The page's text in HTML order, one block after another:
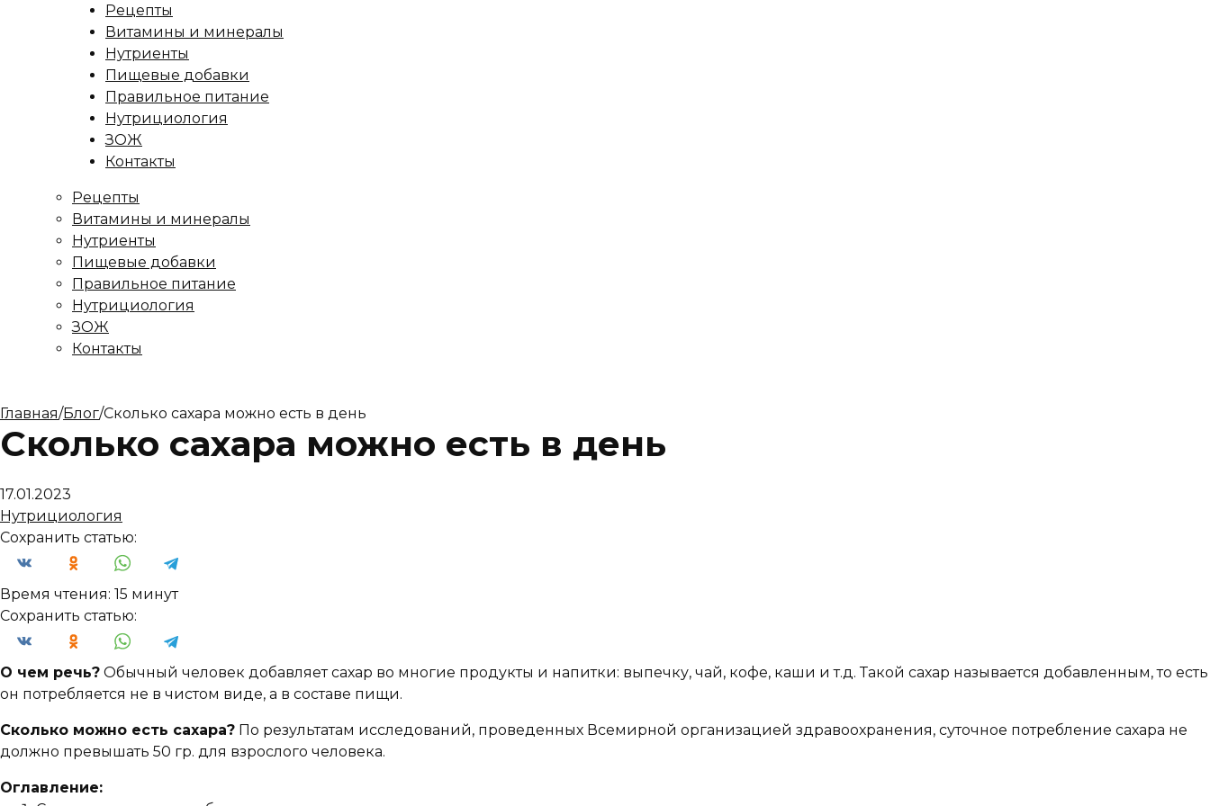
Рецепты
Витамины и минералы
Нутриенты
Пищевые добавки
Правильное питание
Нутрициология
ЗОЖ
Контакты
Рецепты
Витамины и минералы
Нутриенты
Пищевые добавки
Правильное питание
Нутрициология
ЗОЖ
Контакты
Главная/Блог/Сколько сахара можно есть в день
Сколько сахара можно есть в день
17.01.2023
Нутрициология
Сохранить статью:
Время чтения: 15 минут
Сохранить статью:
О чем речь? Обычный человек добавляет сахар во многие продукты и напитки: выпечку, чай, кофе, каши и т.д. Такой сахар называется добавленным, то есть
он потребляется не в чистом виде, а в составе пищи.
Сколько можно есть сахара? По результатам исследований, проведенных Всемирной организацией здравоохранения, суточное потребление сахара не
должно превышать 50 гр. для взрослого человека.
Оглавление: